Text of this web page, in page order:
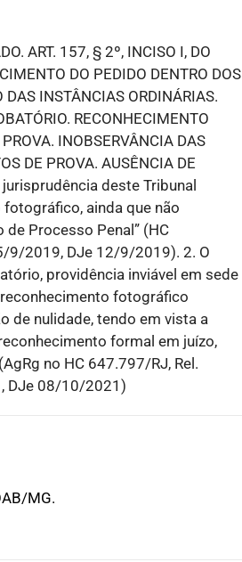
ART. 157, § 2º, INCISO I, DO
DO PEDIDO DENTRO DOS
INSTÂNCIAS ORDINÁRIAS.
RECONHECIMENTO
INOBSERVÂNCIA DAS
DE PROVA. AUSÊNCIA DE
jurisprudência deste Tribunal
ainda que não
Processo Penal” (HC
9/2019, DJe 12/9/2019). 2. O
providência inviável em sede
fotográfico
de nulidade, tendo em vista a
formal em juízo,
no HC 647.797/RJ, Rel.
DJe 08/10/2021)
MG.